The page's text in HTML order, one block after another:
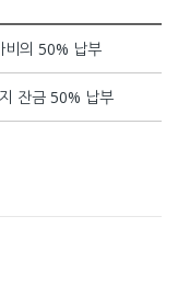
비의 50% 납부
잔금 50% 납부